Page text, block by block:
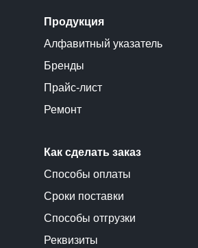
Продукция
Алфавитный указатель
Бренды
Прайс-лист
Ремонт
Как сделать заказ
Способы оплаты
Сроки поставки
Способы отгрузки
Реквизиты